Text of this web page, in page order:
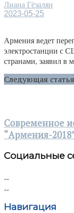
Лиана Гёзалян
2023-05-25
Армения ведет
электростанции с
странами, заявил в
Следующая статья
Современное
“Армения-
Социальные
Навигация